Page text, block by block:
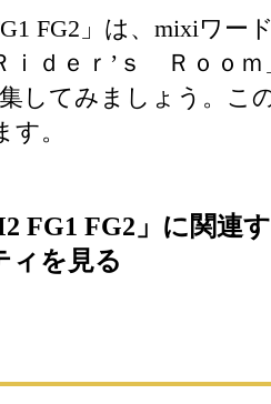
FG2」は、mixiワー
ｉｄｅｒ’ｓ Ｒｏｏ
してみましょう。こ
す。
FG1 FG2」に関連
ィを見る